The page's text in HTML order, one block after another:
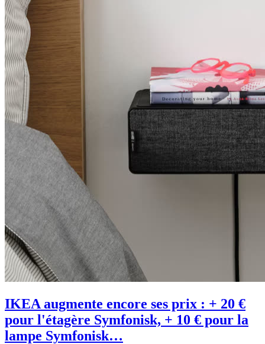
IKEA augmente encore ses prix : + 20 €
pour l'étagère Symfonisk, + 10 € pour la
lampe Symfonisk…